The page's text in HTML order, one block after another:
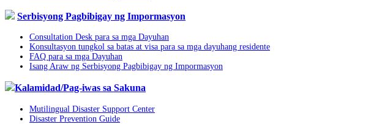
Serbisyong Pagbibigay ng Impormasyon
Consultation Desk para sa mga Dayuhan
Konsultasyon tungkol sa batas at visa para sa mga dayuhang residente
FAQ para sa mga Dayuhan
Isang Araw ng Serbisyong Pagbibigay ng Impormasyon
Kalamidad/Pag-iwas sa Sakuna
Mutilingual Disaster Support Center
Disaster Prevention Guide